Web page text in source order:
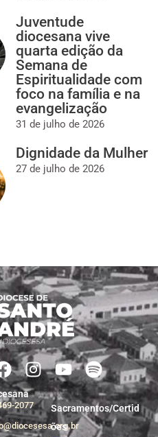
Juventude
diocesana vive
quarta edição da
Semana de
Espiritualidade com
foco na família e na
evangelização
31 de julho de 2026
Dignidade da Mulher
27 de julho de 2026
2077
Sacramentos/Certid
ões